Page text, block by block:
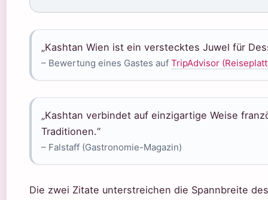
„Kashtan Wien ist ein verstecktes Juwel für
– Bewertung eines Gastes auf TripAdvisor
„Kashtan verbindet auf einzigartige Weise
Traditionen.“
– Falstaff (Gastronomie-Magazin)
Die zwei Zitate unterstreichen die Spannbreite